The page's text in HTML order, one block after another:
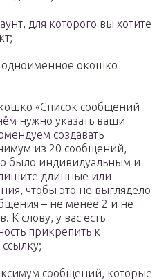
для которого вы хотите
одноименное окошко
«Список сообщений
нужно указать ваши
создавать
из 20 сообщений,
было индивидуальным и
длинные или
чтобы это не выглядело
– не менее 2 и не
К слову, у вас есть
прикрепить к
сообщений, которые